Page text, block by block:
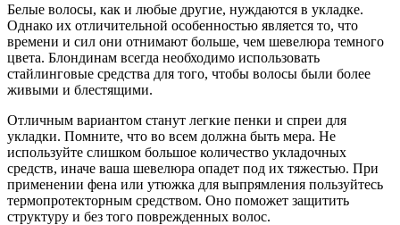
Белые волосы, как и любые другие, нуждаются в укладке.
Однако их отличительной особенностью является то, что
времени и сил они отнимают больше, чем шевелюра темного
цвета. Блондинам всегда необходимо использовать
стайлинговые средства для того, чтобы волосы были более
живыми и блестящими.
Отличным вариантом станут легкие пенки и спреи для
укладки. Помните, что во всем должна быть мера. Не
используйте слишком большое количество укладочных
средств, иначе ваша шевелюра опадет под их тяжестью. При
применении фена или утюжка для выпрямления пользуйтесь
термопротекторным средством. Оно поможет защитить
структуру и без того поврежденных волос.